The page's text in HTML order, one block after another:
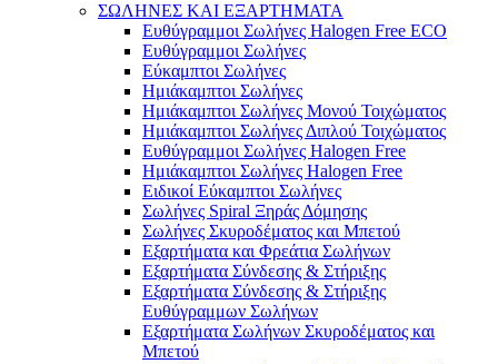
ΣΩΛΗΝΕΣ ΚΑΙ ΕΞΑΡΤΗΜΑΤΑ
Ευθύγραμμοι Σωλήνες Halogen Free ECO
Ευθύγραμμοι Σωλήνες
Εύκαμπτοι Σωλήνες
Ημιάκαμπτοι Σωλήνες
Ημιάκαμπτοι Σωλήνες Μονού Τοιχώματος
Ημιάκαμπτοι Σωλήνες Διπλού Τοιχώματος
Ευθύγραμμοι Σωλήνες Halogen Free
Ημιάκαμπτοι Σωλήνες Halogen Free
Ειδικοί Εύκαμπτοι Σωλήνες
Σωλήνες Spiral Ξηράς Δόμησης
Σωλήνες Σκυροδέματος και Μπετού
Εξαρτήματα και Φρεάτια Σωλήνων
Εξαρτήματα Σύνδεσης & Στήριξης
Εξαρτήματα Σύνδεσης & Στήριξης
Ευθύγραμμων Σωλήνων
Εξαρτήματα Σωλήνων Σκυροδέματος και
Μπετού